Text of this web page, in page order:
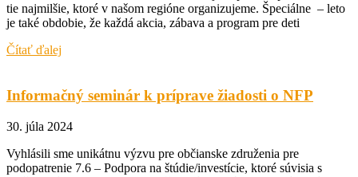
tie najmilšie, ktoré v našom regióne organizujeme. Špeciálne – leto
je také obdobie, že každá akcia, zábava a program pre deti
Čítať ďalej
Informačný seminár k príprave žiadosti o NFP
30. júla 2024
Vyhlásili sme unikátnu výzvu pre občianske združenia pre
podopatrenie 7.6 – Podpora na štúdie/investície, ktoré súvisia s